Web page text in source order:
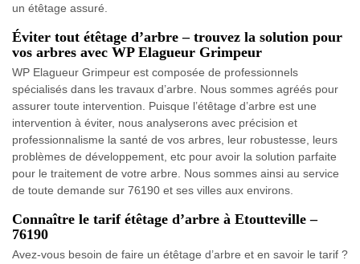
un étêtage assuré.
Éviter tout étêtage d’arbre – trouvez la solution pour
vos arbres avec WP Elagueur Grimpeur
WP Elagueur Grimpeur est composée de professionnels
spécialisés dans les travaux d’arbre. Nous sommes agréés pour
assurer toute intervention. Puisque l’étêtage d’arbre est une
intervention à éviter, nous analyserons avec précision et
professionnalisme la santé de vos arbres, leur robustesse, leurs
problèmes de développement, etc pour avoir la solution parfaite
pour le traitement de votre arbre. Nous sommes ainsi au service
de toute demande sur 76190 et ses villes aux environs.
Connaître le tarif étêtage d’arbre à Etoutteville –
76190
Avez-vous besoin de faire un étêtage d’arbre et en savoir le tarif ?